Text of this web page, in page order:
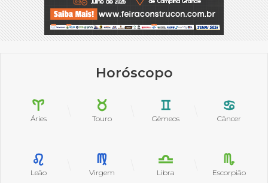
Horóscopo
Áries Touro Gêmeos Câncer
Leão Virgem Libra Escorpião